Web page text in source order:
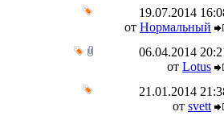
19.07.2014
от Нормальный
06.04.2014
от Lotus
21.01.2014
от svett